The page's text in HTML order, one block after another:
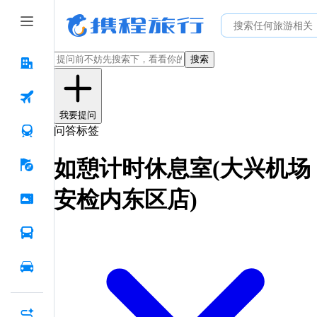
搜索
我要提问
问答标签
如憩计时休息室(大兴机场
安检内东区店)